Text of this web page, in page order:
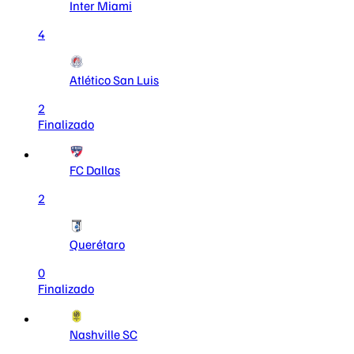
Inter Miami
4
Atlético San Luis
2
Finalizado
FC Dallas
2
Querétaro
0
Finalizado
Nashville SC